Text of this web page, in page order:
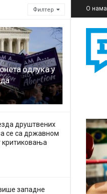
Филтер
одлука у
друштвених
се са државном
критиковања
западне
О нама